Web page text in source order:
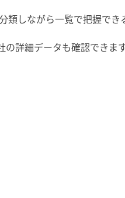
しながら一覧で把握でき
詳細データも確認できます